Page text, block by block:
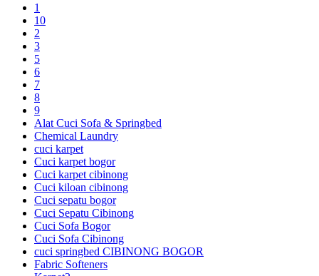
1
10
2
3
5
6
7
8
9
Alat Cuci Sofa & Springbed
Chemical Laundry
cuci karpet
Cuci karpet bogor
Cuci karpet cibinong
Cuci kiloan cibinong
Cuci sepatu bogor
Cuci Sepatu Cibinong
Cuci Sofa Bogor
Cuci Sofa Cibinong
cuci springbed CIBINONG BOGOR
Fabric Softeners